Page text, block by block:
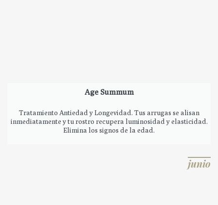
Age Summum
Tratamiento Antiedad y Longevidad. Tus arrugas se alisan
inmediatamente y tu rostro recupera luminosidad y elasticidad.
Elimina los signos de la edad.
junio